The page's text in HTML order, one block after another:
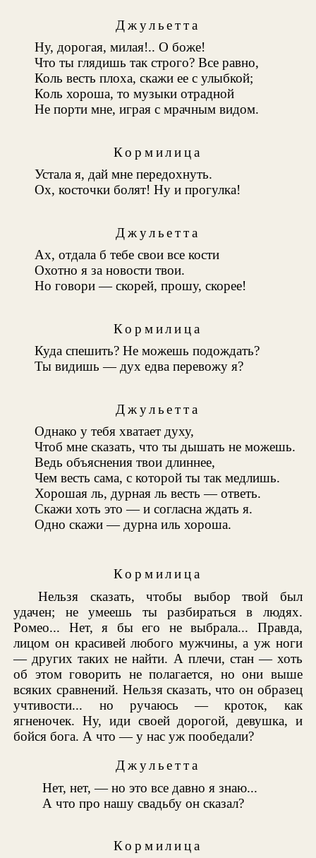
Джульетта
Ну, дорогая, милая!.. О боже!
Что ты глядишь так строго? Все равно,
Коль весть плоха, скажи ее с улыбкой;
Коль хороша, то музыки отрадной
Не порти мне, играя с мрачным видом.
Кормилица
Устала я, дай мне передохнуть.
Ох, косточки болят! Ну и прогулка!
Джульетта
Ах, отдала б тебе свои все кости
Охотно я за новости твои.
Но говори — скорей, прошу, скорее!
Кормилица
Куда спешить? Не можешь подождать?
Ты видишь — дух едва перевожу я?
Джульетта
Однако у тебя хватает духу,
Чтоб мне сказать, что ты дышать не можешь.
Ведь объяснения твои длиннее,
Чем весть сама, с которой ты так медлишь.
Хорошая ль, дурная ль весть — ответь.
Скажи хоть это — и согласна ждать я.
Одно скажи — дурна иль хороша.
Кормилица
Нельзя сказать, чтобы выбор твой был
удачен; не умеешь ты разбираться в людях.
Ромео... Нет, я бы его не выбрала... Правда,
лицом он красивей любого мужчины, а уж ноги
— других таких не найти. А плечи, стан — хоть
об этом говорить не полагается, но они выше
всяких сравнений. Нельзя сказать, что он образец
учтивости... но ручаюсь — кроток, как
ягненочек. Ну, иди своей дорогой, девушка, и
бойся бога. А что — у нас уж пообедали?
Джульетта
Нет, нет, — но это все давно я знаю...
А что про нашу свадьбу он сказал?
Кормилица